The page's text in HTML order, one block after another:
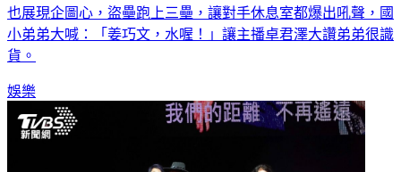
局，這次比賽她首次擊出安打，還是直奔二壘的二壘安打，她
也展現企圖心，盜壘跑上三壘，讓對手休息室都爆出吼聲，國
小弟弟大喊：「姜巧文，水喔！」讓主播卓君澤大讚弟弟很識
娛樂